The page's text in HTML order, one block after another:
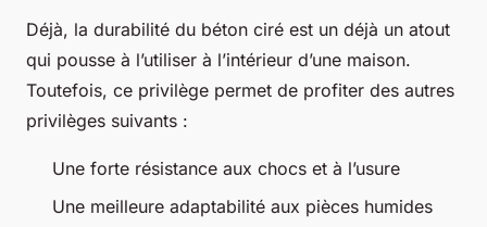
Déjà, la durabilité du béton ciré est un déjà un atout
qui pousse à l’utiliser à l’intérieur d’une maison.
Toutefois, ce privilège permet de profiter des autres
privilèges suivants :
Une forte résistance aux chocs et à l’usure
Une meilleure adaptabilité aux pièces humides